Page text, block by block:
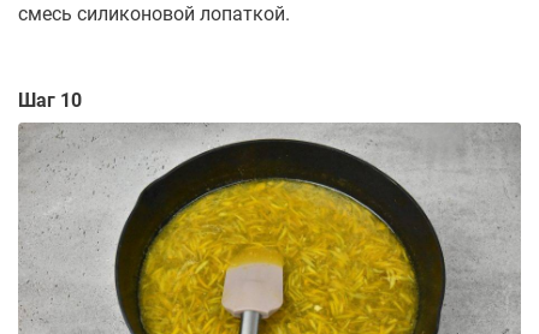
смесь силиконовой лопаткой.
Шаг 10